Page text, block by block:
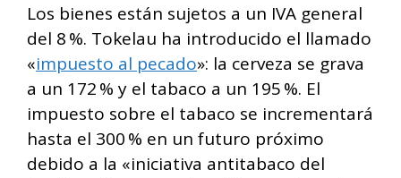
Los bienes están sujetos a un IVA general
del 8 %. Tokelau ha introducido el llamado
«impuesto al pecado»: la cerveza se grava
a un 172 % y el tabaco a un 195 %. El
impuesto sobre el tabaco se incrementará
hasta el 300 % en un futuro próximo
debido a la «iniciativa antitabaco del